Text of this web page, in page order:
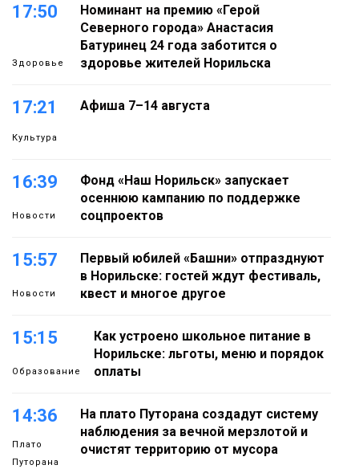
17:50
Здоровье
Номинант на премию «Герой
Северного города» Анастасия
Батуринец 24 года заботится о
здоровье жителей Норильска
17:21
Культура
Афиша 7–14 августа
16:39
Новости
Фонд «Наш Норильск» запускает
осеннюю кампанию по поддержке
соцпроектов
15:57
Новости
Первый юбилей «Башни» отпразднуют
в Норильске: гостей ждут фестиваль,
квест и многое другое
15:15
Образование
Как устроено школьное питание в
Норильске: льготы, меню и порядок
оплаты
14:36
Плато
Путорана
На плато Путорана создадут систему
наблюдения за вечной мерзлотой и
очистят территорию от мусора